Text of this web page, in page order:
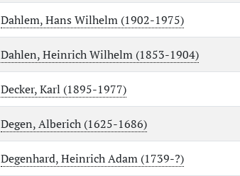
Dahlem, Hans Wilhelm (1902-1975)
Dahlen, Heinrich Wilhelm (1853-1904)
Decker, Karl (1895-1977)
Degen, Alberich (1625-1686)
Degenhard, Heinrich Adam (1739-?)